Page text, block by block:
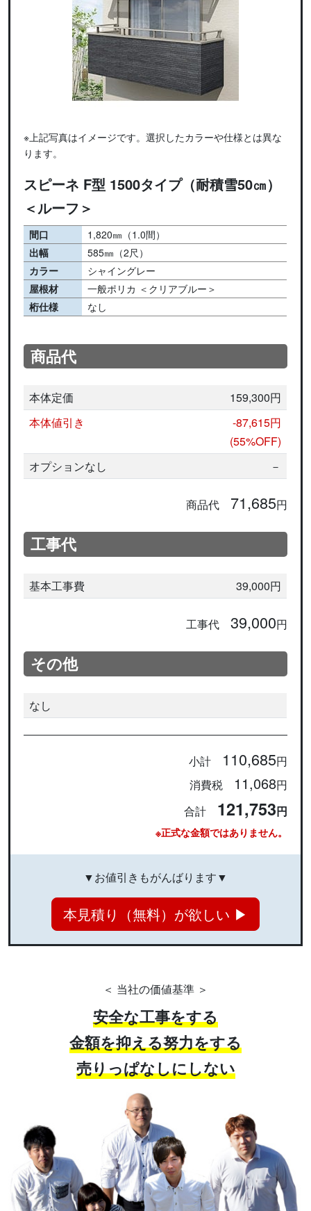
※上記写真はイメージです。選択したカラーや仕様とは異な
ります。
スピーネ F型 1500タイプ（耐積雪50㎝）
＜ルーフ＞
間口
1,820㎜（1.0間）
出幅
585㎜（2尺）
カラー
シャイングレー
屋根材
一般ポリカ ＜クリアブルー＞
桁仕様
なし
商品代
本体定価
159,300円
本体値引き
-87,615円
(55%OFF)
オプションなし
－
商品代 71,685円
工事代
基本工事費 39,000円
工事代 39,000円
その他
なし
小計 110,685円
消費税 11,068円
合計 121,753円
※正式な金額ではありません。
▼お値引きもがんばります▼
本見積り（無料）が欲しい ▶
＜ 当社の価値基準 ＞
安全な工事をする
金額を抑える努力をする
売りっぱなしにしない